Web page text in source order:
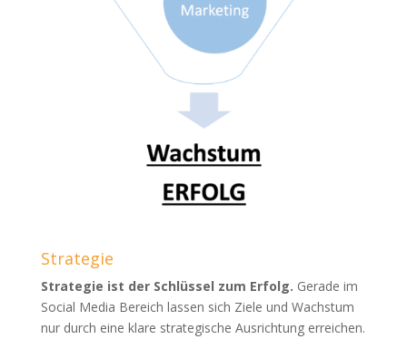
Strategie
Strategie ist der Schlüssel zum Erfolg. Gerade im
Social Media Bereich lassen sich Ziele und Wachstum
nur durch eine klare strategische Ausrichtung erreichen.